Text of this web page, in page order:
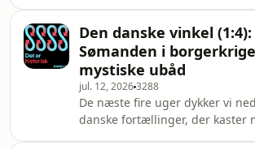
og landene i Mellemøsten.
Boganbefaling: Diplom
opruster under Anden
August fortæller den utrolige
om manden uden uddannelse,
rejser til USA for at prøve lykken
ender med at stå i spidsen for
præsident Franklin D.
enorme krigsproduktion. Men
Den danske vinkel (1:4):
Sømanden i
mystiske ubåd
jul. 12, 20263288
De næste fire uger dykker vi
danske fortællinger, der kaster